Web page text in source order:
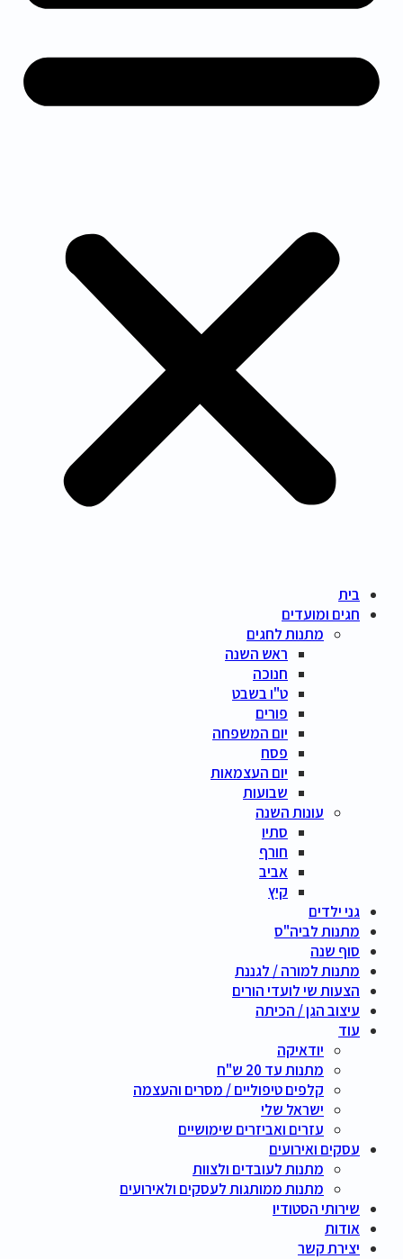
בית
חגים ומועדים
מתנות לחגים
ראש השנה
חנוכה
ט"ו בשבט
פורים
יום המשפחה
פסח
יום העצמאות
שבועות
עונות השנה
סתיו
חורף
אביב
קיץ
גני ילדים
מתנות לביה"ס
סוף שנה
מתנות למורה / לגננת
הצעות שי לועדי הורים
עיצוב הגן / הכיתה
עוד
יודאיקה
מתנות עד 20 ש"ח
קלפים טיפוליים / מסרים והעצמה
ישראל שלי
עזרים ואביזרים שימושיים
עסקים ואירועים
מתנות לעובדים ולצוות
מתנות ממותגות לעסקים ולאירועים
שירותי הסטודיו
אודות
יצירת קשר